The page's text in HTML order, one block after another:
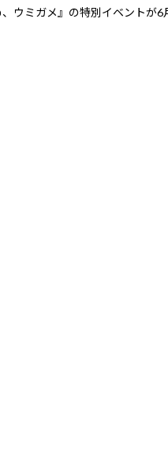
ウミガメ』の特別イベントが